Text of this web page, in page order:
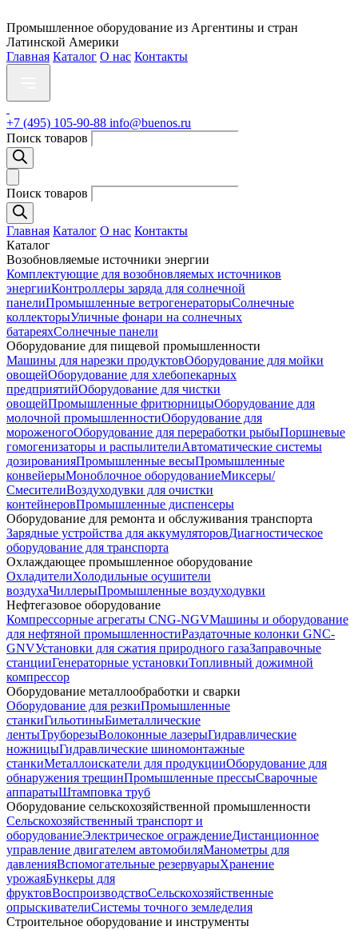
Промышленное оборудование из Аргентины и стран
Латинской Америки
Главная Каталог О нас Контакты
+7 (495) 105-90-88 info@buenos.ru
Поиск товаров
Поиск товаров
Главная Каталог О нас Контакты
Каталог
Возобновляемые источники энергии
Комплектующие для возобновляемых источников
энергииКонтроллеры заряда для солнечной
панелиПромышленные ветрогенераторыСолнечные
коллекторыУличные фонари на солнечных
батареяхСолнечные панели
Оборудование для пищевой промышленности
Машины для нарезки продуктовОборудование для мойки
овощейОборудование для хлебопекарных
предприятийОборудование для чистки
овощейПромышленные фритюрницыОборудование для
молочной промышленностиОборудование для
мороженогоОборудование для переработки рыбыПоршневые
гомогенизаторы и распылителиАвтоматические системы
дозированияПромышленные весыПромышленные
конвейерыМоноблочное оборудованиеМиксеры/
СмесителиВоздуходувки для очистки
контейнеровПромышленные диспенсеры
Оборудование для ремонта и обслуживания транспорта
Зарядные устройства для аккумуляторовДиагностическое
оборудование для транспорта
Охлаждающее промышленное оборудование
ОхладителиХолодильные осушители
воздухаЧиллерыПромышленные воздуходувки
Нефтегазовое оборудование
Компрессорные агрегаты CNG-NGVМашины и оборудование
для нефтяной промышленностиРаздаточные колонки GNC-
GNVУстановки для сжатия природного газаЗаправочные
станцииГенераторные установкиТопливный дожимной
компрессор
Оборудование металлообработки и сварки
Оборудование для резкиПромышленные
станкиГильотиныБиметаллические
лентыТруборезыВолоконные лазерыГидравлические
ножницыГидравлические шиномонтажные
станкиМеталлоискатели для продукцииОборудование для
обнаружения трещинПромышленные прессыСварочные
аппаратыШтамповка труб
Оборудование сельскохозяйственной промышленности
Сельскохозяйственный транспорт и
оборудованиеЭлектрическое ограждениеДистанционное
управление двигателем автомобиляМанометры для
давленияВспомогательные резервуарыХранение
урожаяБункеры для
фруктовВоспроизводствоСельскохозяйственные
опрыскивателиСистемы точного земледелия
Строительное оборудование и инструменты